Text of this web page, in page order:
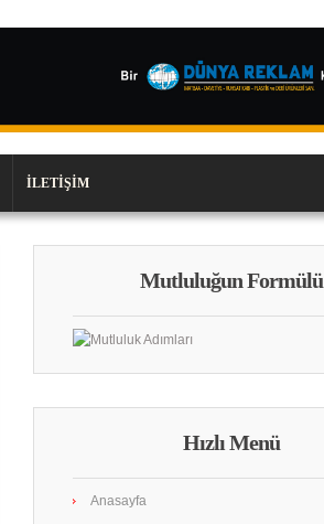
İLETIŞIM
Mutluluğun Formülü
Hızlı Menü
Anasayfa